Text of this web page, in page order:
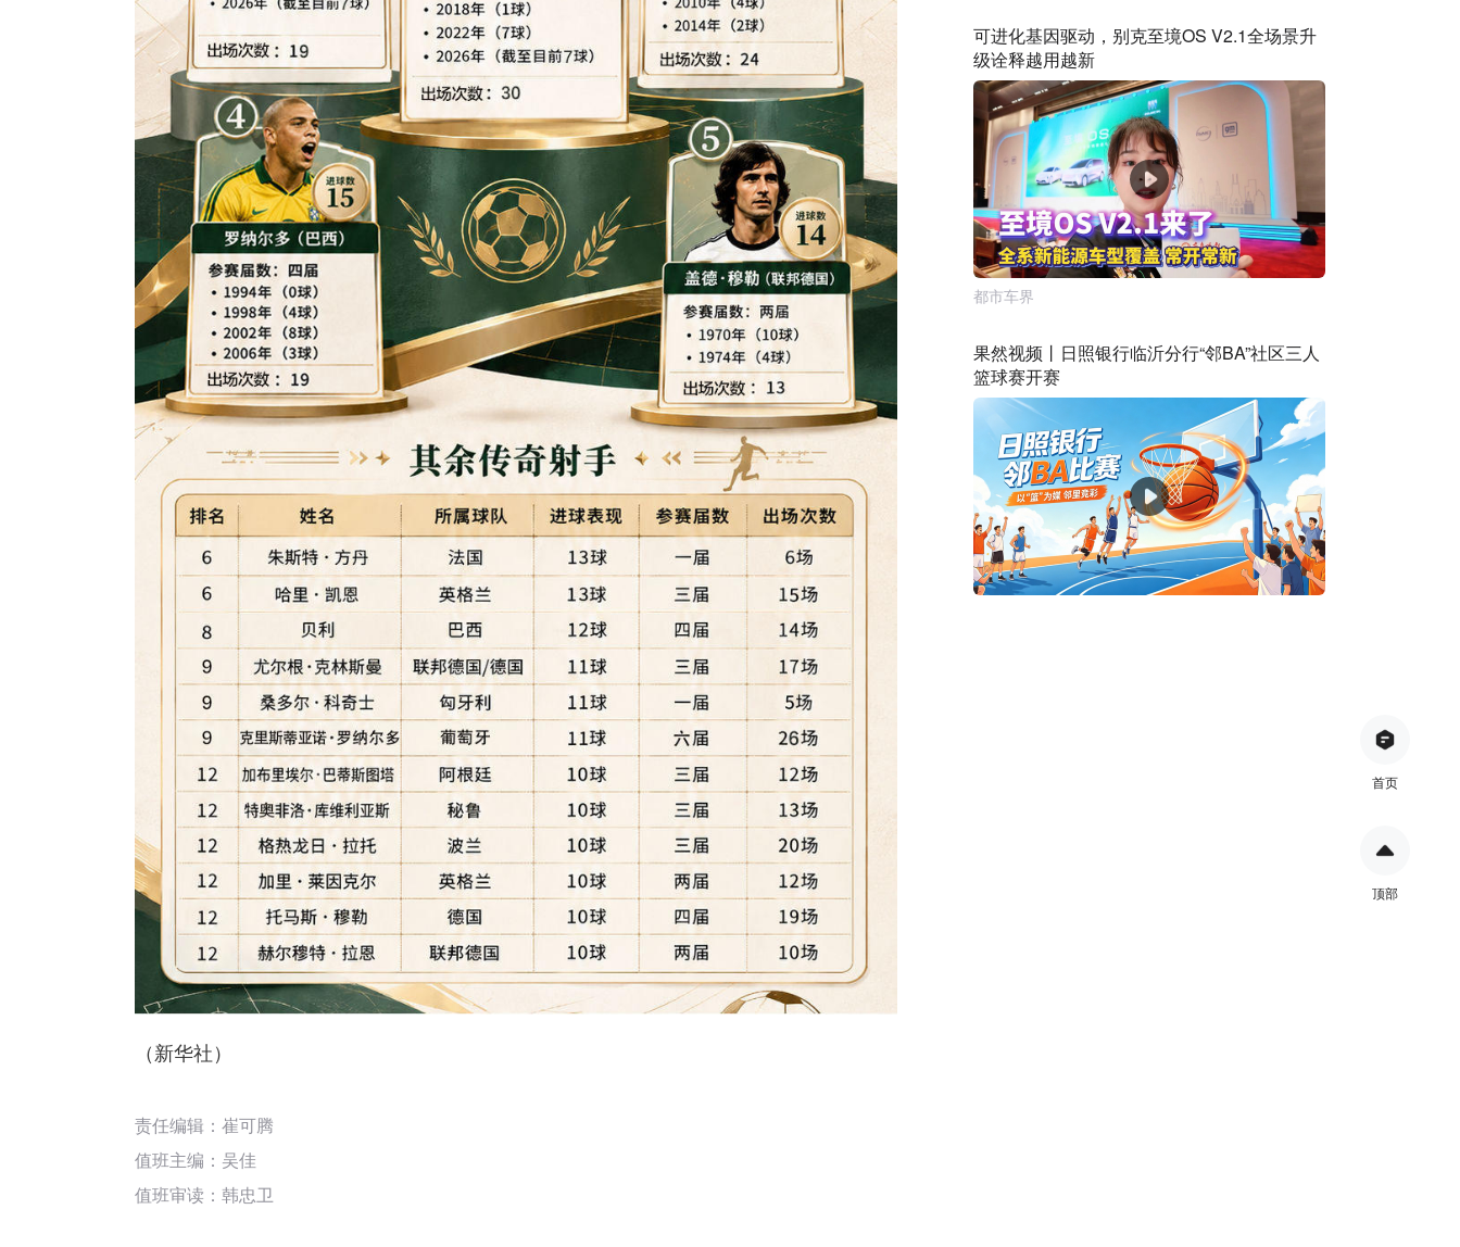
（新华社）
责任编辑：崔可腾
值班主编： 吴佳
值班审读：韩忠卫
可进化基因驱动，别克至境OS V2.1全场景升
级诠释越用越新
都市车界
果然视频丨日照银行临沂分行“邻BA”社区三人
篮球赛开赛
首页
顶部